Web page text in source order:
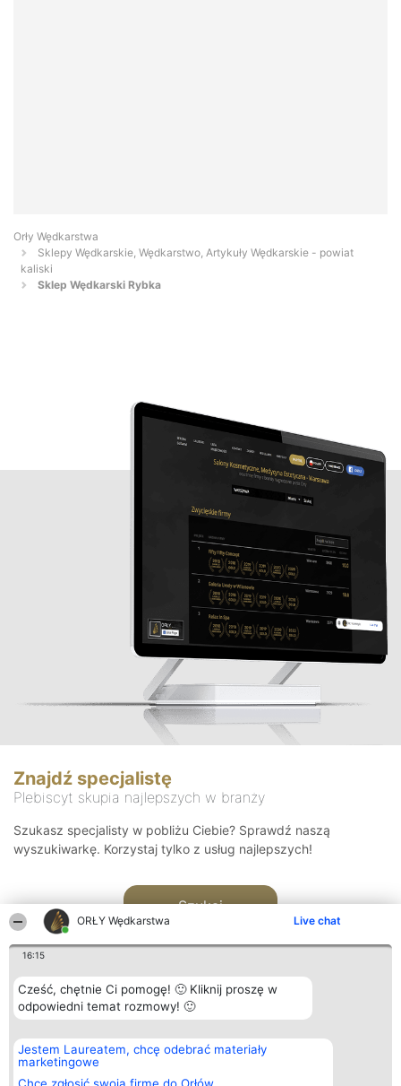
ORŁY Wędkarstwa Live chat
16:15
Cześć, chętnie Ci pomogę! 🙂 Kliknij proszę w
odpowiedni temat rozmowy! 🙂
Jestem Laureatem, chcę odebrać materiały
marketingowe
Orły Wędkarstwa
Sklepy Wędkarskie, Wędkarstwo, Artykuły Wędkarskie - powiat
kaliski
Sklep Wędkarski Rybka
Znajdź specjalistę
Plebiscyt skupia najlepszych w branży
Szukasz specjalisty w pobliżu Ciebie? Sprawdź naszą
wyszukiwarkę. Korzystaj tylko z usług najlepszych!
Szukaj
Organizator plebiscytu
Bright Side Solutions sp. z o.
o. sp. k.
ul. Ruska 22
Plebiscyt
Laureaci
wszystkich
Kontakt
Kontakt